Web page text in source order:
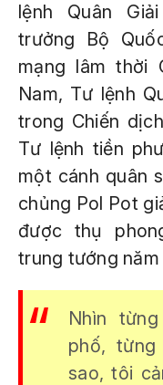
lệnh Quân
trưởng Bộ
mạng lâm thời
Nam, Tư lệnh
trong Chiến
Tư lệnh tiền
một cánh quân
chủng Pol Pot
được thụ
trung tướng năm
Nhìn
phố,
sao, tôi